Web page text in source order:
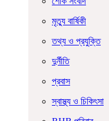
মৃত্যু বার্ষিকী
তথ্য ও প্রযুক্তি
দুর্নীতি
প্রবাস
স্বাস্থ্য ও চিকিৎসা